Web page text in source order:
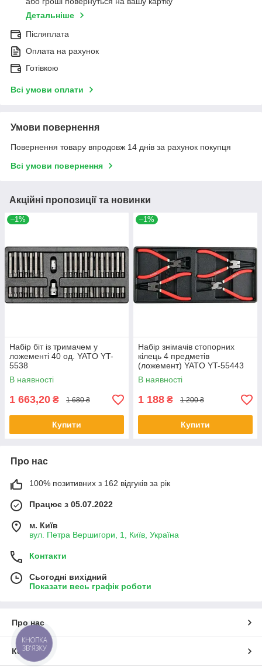
Детальніше
Післяплата
Оплата на рахунок
Готівкою
Всі умови оплати
Умови повернення
Повернення товару впродовж 14 днів за рахунок покупця
Всі умови повернення
Акційні пропозиції та новинки
–1%
Набір біт із тримачем у
ложементі 40 од. YATO YT-
5538
В наявності
1 663,20 ₴ 1 680 ₴
Купити
–1%
Набір знімачів стопорних
кілець 4 предметів
(ложемент) YATO YT-55443
В наявності
1 188 ₴ 1 200 ₴
Купити
Про нас
100% позитивних з 162 відгуків за рік
Працює з 05.07.2022
м. Київ
вул. Петра Вершигори, 1, Київ, Україна
Контакти
Сьогодні вихідний
Показати весь графік роботи
Про нас
Контакти
КНОПКА
ЗВ'ЯЗКУ